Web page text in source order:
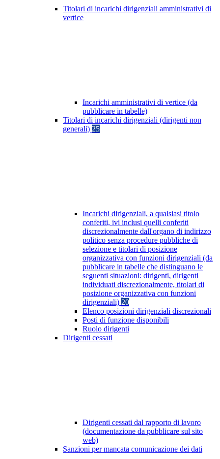
Titolari di incarichi dirigenziali amministrativi di
vertice
Incarichi amministrativi di vertice (da
pubblicare in tabelle)
Titolari di incarichi dirigenziali (dirigenti non
generali) 25
Incarichi dirigenziali, a qualsiasi titolo
conferiti, ivi inclusi quelli conferiti
discrezionalmente dall'organo di indirizzo
politico senza procedure pubbliche di
selezione e titolari di posizione
organizzativa con funzioni dirigenziali (da
pubblicare in tabelle che distinguano le
seguenti situazioni: dirigenti, dirigenti
individuati discrezionalmente, titolari di
posizione organizzativa con funzioni
dirigenziali) 20
Elenco posizioni dirigenziali discrezionali
Posti di funzione disponibili
Ruolo dirigenti
Dirigenti cessati
Dirigenti cessati dal rapporto di lavoro
(documentazione da pubblicare sul sito
web)
Sanzioni per mancata comunicazione dei dati